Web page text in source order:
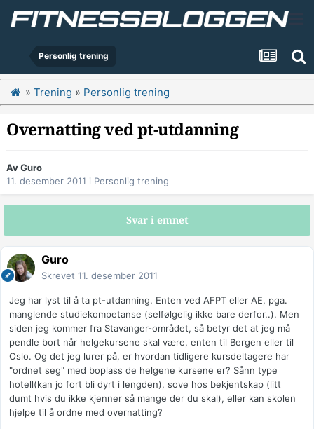
Personlig trening
» Trening » Personlig trening
Overnatting ved pt-utdanning
AvGuro
11. desember 2011 i Personlig trening
Svar i emnet
Guro
Skrevet 11. desember 2011
Jeg har lyst til å ta pt-utdanning. Enten ved AFPT eller AE, pga.
manglende studiekompetanse (selfølgelig ikke bare derfor..). Men
siden jeg kommer fra Stavanger-området, så betyr det at jeg må
pendle bort når helgekursene skal være, enten til Bergen eller til
Oslo. Og det jeg lurer på, er hvordan tidligere kursdeltagere har
"ordnet seg" med boplass de helgene kursene er? Sånn type
hotell(kan jo fort bli dyrt i lengden), sove hos bekjentskap (litt
dumt hvis du ikke kjenner så mange der du skal), eller kan skolen
hjelpe til å ordne med overnatting?